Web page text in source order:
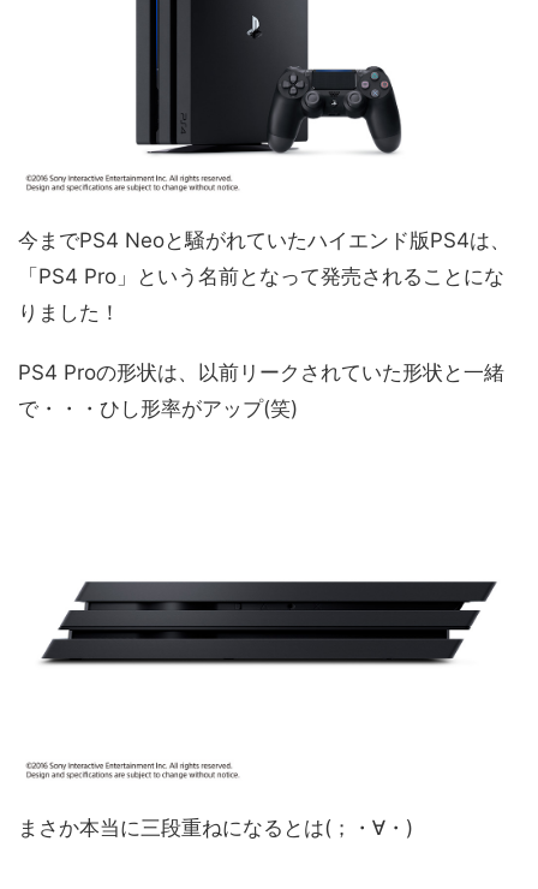
今までPS4 Neoと騒がれていたハイエンド版PS4は、
「PS4 Pro」という名前となって発売されることにな
りました！
PS4 Proの形状は、以前リークされていた形状と一緒
で・・・ひし形率がアップ(笑)
まさか本当に三段重ねになるとは(；・∀・)